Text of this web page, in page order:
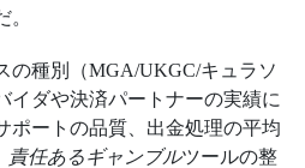
の種別（MGA/UKGC/キュラソ
イダや決済パートナーの実績に
ポートの品質、出金処理の平均
責任あるギャンブルツールの整